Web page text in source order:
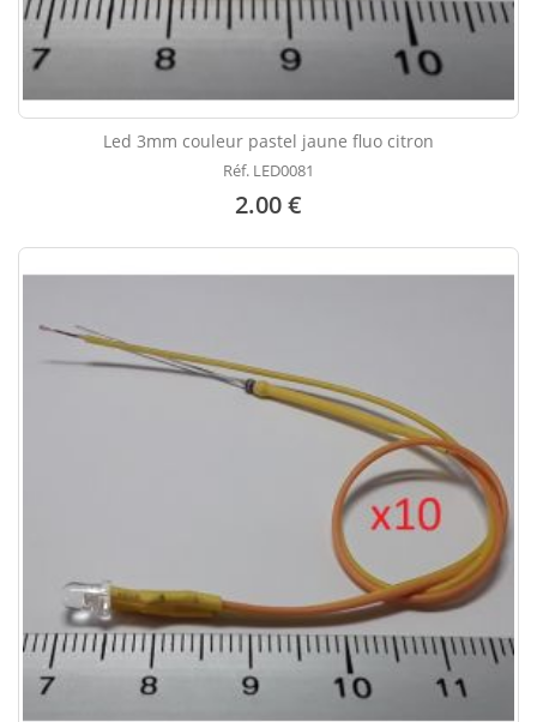
Led 3mm couleur pastel jaune fluo citron
Réf. LED0081
2.00 €